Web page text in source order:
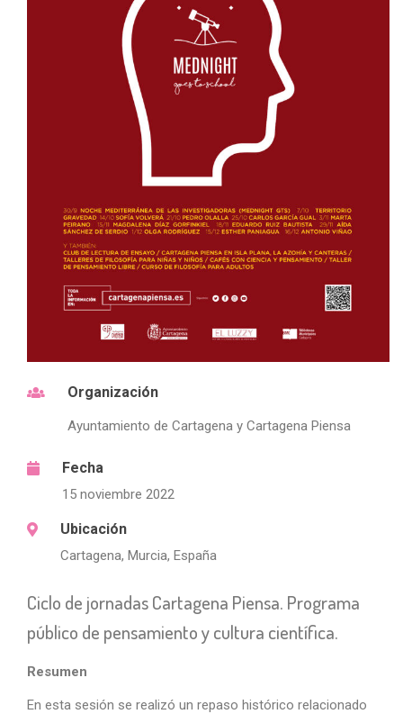
Organización
Ayuntamiento de Cartagena y Cartagena Piensa
Fecha
15 noviembre 2022
Ubicación
Cartagena, Murcia, España
Ciclo de jornadas Cartagena Piensa. Programa
público de pensamiento y cultura científica.
Resumen
En esta sesión se realizó un repaso histórico relacionado